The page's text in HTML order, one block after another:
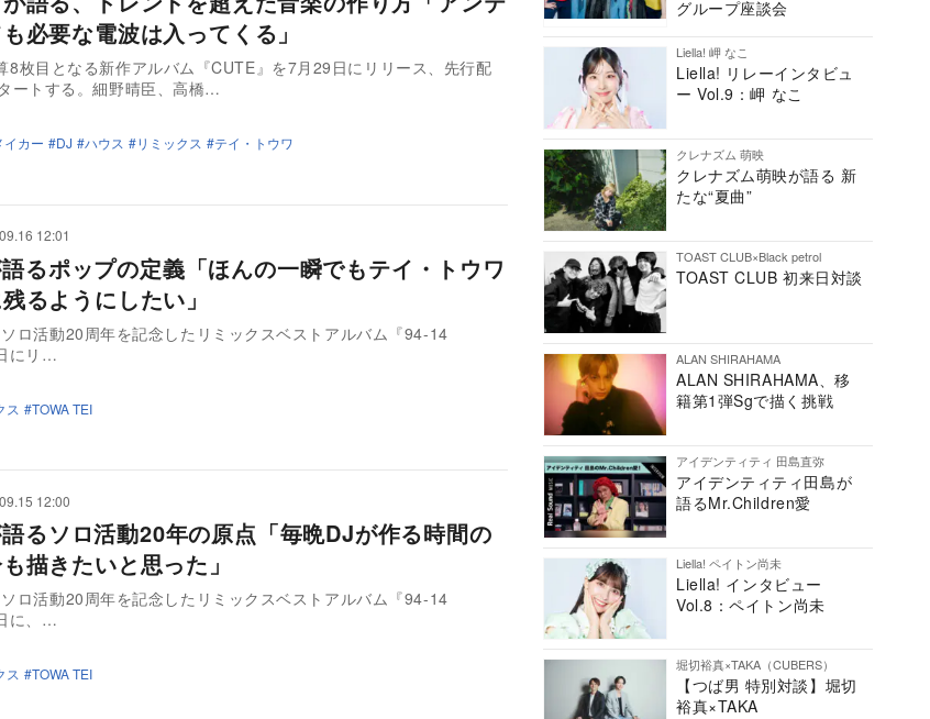
必要な電波は入ってくる」
8枚目となる新作アルバム『CUTE』を7月29日にリリース、先行配
ートする。細野晴臣、高橋…
イカー DJ ハウス リミックス テイ・トウワ
12:01
るポップの定義「ほんの一瞬でもテイ・トウワ
るようにしたい」
にリ…
ス TOWA TEI
12:00
るソロ活動20年の原点「毎晩DJが作る時間の
描きたいと思った」
に、…
ス TOWA TEI
グループ座談会
Liella! 岬 なこ
Liella! リレーインタビュ
ー Vol.9：岬 なこ
クレナズム 萌映
クレナズム萌映が語る 新
たな“夏曲”
TOAST CLUB×Black petrol
TOAST CLUB 初来日対談
ALAN SHIRAHAMA
ALAN SHIRAHAMA、移
籍第1弾Sgで描く挑戦
アイデンティティ 田島直弥
アイデンティティ田島が
語るMr.Children愛
Liella! ペイトン尚未
Liella! インタビュー
Vol.8：ペイトン尚未
堀切裕真×TAKA（CUBERS）
【つば男 特別対談】堀切
裕真×TAKA